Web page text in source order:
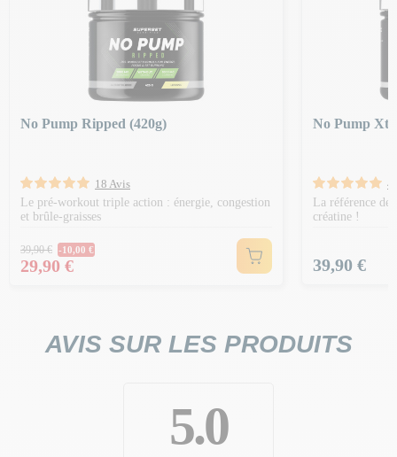
No Pump Ripped (420g)
18 Avis
Le pré-workout triple action : énergie, congestion
et brûle-graisses
Prix Normal
39,90 € -10,00 €
Prix
29,90 €
No Pump
La référence
créatine !
Prix
39,90 €
AVIS SUR LES PRODUITS
5.0